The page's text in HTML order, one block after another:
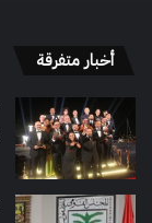
أخبار متفرقة